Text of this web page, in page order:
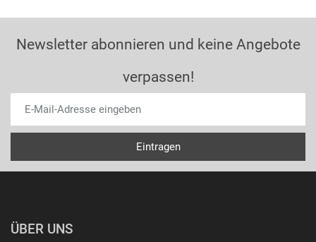
Newsletter abonnieren und keine Angebote
verpassen!
ÜBER UNS